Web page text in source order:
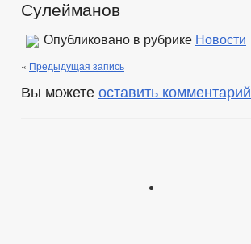
Сулейманов
Опубликовано в рубрике Новости
« Предыдущая запись
Вы можете оставить комментарий